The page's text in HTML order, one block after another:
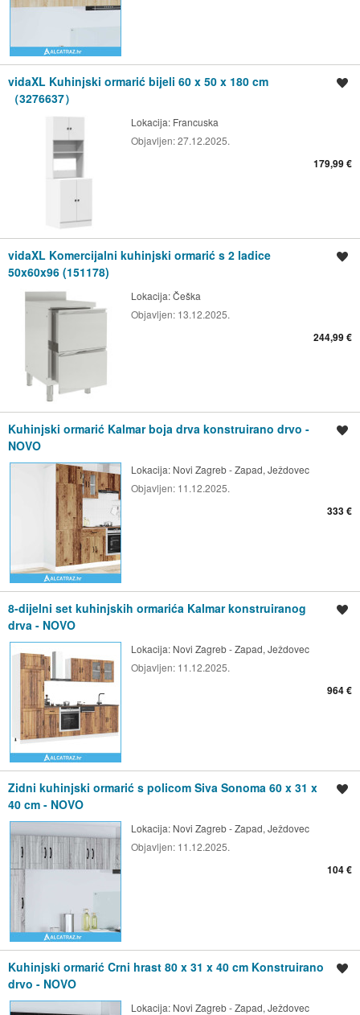
vidaXL Kuhinjski ormarić bijeli 60 x 50 x 180 cm
（3276637）
Lokacija: Francuska
Objavljen:27.12.2025.
179,99 €
vidaXL Komercijalni kuhinjski ormarić s 2 ladice
50x60x96 (151178)
Lokacija:Češka
Objavljen: 13.12.2025.
244,99 €
Kuhinjski ormarić Kalmar boja drva konstruirano drvo -
NOVO
Lokacija: Novi Zagreb - Zapad, Ježdovec
Objavljen: 11.12.2025.
333 €
8-dijelni set kuhinjskih ormarića Kalmar konstruiranog
drva - NOVO
Lokacija: Novi Zagreb - Zapad, Ježdovec
Objavljen: 11.12.2025.
964 €
Zidni kuhinjski ormarić s policom Siva Sonoma 60 x 31 x
40 cm - NOVO
Lokacija: Novi Zagreb - Zapad, Ježdovec
Objavljen: 11.12.2025.
104 €
Kuhinjski ormarić Crni hrast 80 x 31 x 40 cm Konstruirano
drvo - NOVO
Lokacija: Novi Zagreb - Zapad, Ježdovec